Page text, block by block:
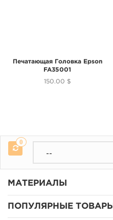
Печатающая Головка Epson
FA35001
150.00 $
0
МАТЕРИАЛЫ
ПОПУЛЯРНЫЕ ТОВАРЫ